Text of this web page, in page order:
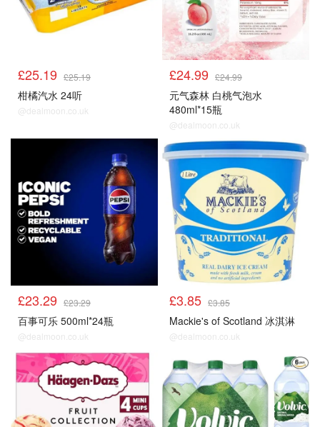
£25.19 £25.19
柑橘汽水 24听
@dealmoon.co.uk
£24.99 £24.99
元气森林 白桃气泡水
480ml*15瓶
@dealmoon.co.uk
£23.29 £23.29
百事可乐 500ml*24瓶
@dealmoon.co.uk
冰饮雪糕
£3.85 £3.85
Mackie's of Scotland 冰淇淋
@dealmoon.co.uk
冰饮雪糕 冰饮雪糕